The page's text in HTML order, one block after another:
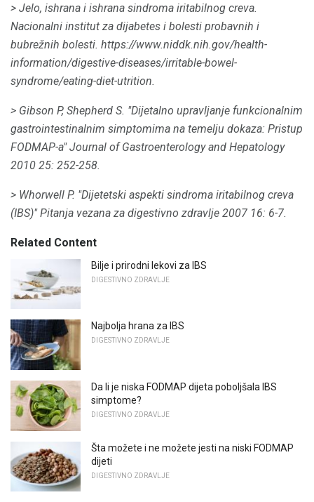
> Jelo, ishrana i ishrana sindroma iritabilnog creva.
Nacionalni institut za dijabetes i bolesti probavnih i
bubrežnih bolesti. https://www.niddk.nih.gov/health-
information/digestive-diseases/irritable-bowel-
syndrome/eating-diet-utrition.
> Gibson P, Shepherd S. "Dijetalno upravljanje funkcionalnim
gastrointestinalnim simptomima na temelju dokaza: Pristup
FODMAP-a"Journal of Gastroenterology and Hepatology
2010 25: 252-258.
> Whorwell P. "Dijetetski aspekti sindroma iritabilnog creva
(IBS)"Pitanja vezana za digestivno zdravlje 2007 16: 6-7.
Related Content
Bilje i prirodni lekovi za IBS
DIGESTIVNO ZDRAVLJE
Najbolja hrana za IBS
DIGESTIVNO ZDRAVLJE
Da li je niska FODMAP dijeta poboljšala IBS
simptome?
DIGESTIVNO ZDRAVLJE
Šta možete i ne možete jesti na niski FODMAP
dijeti
DIGESTIVNO ZDRAVLJE